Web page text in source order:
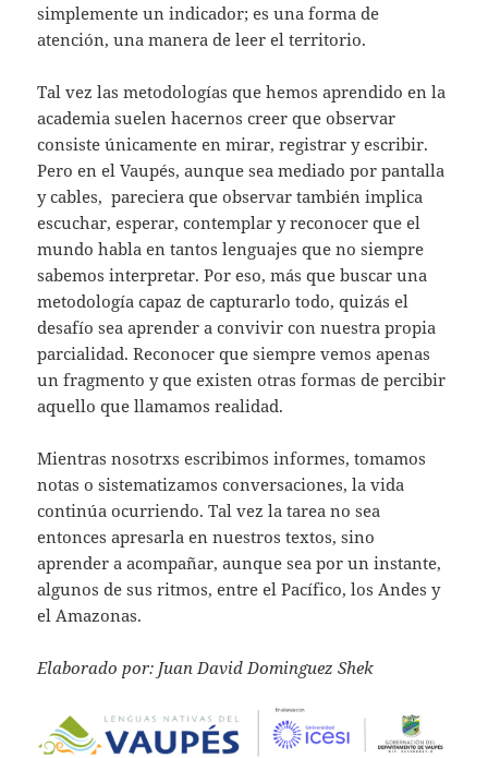
simplemente un indicador; es una forma de
atención, una manera de leer el territorio.
Tal vez las metodologías que hemos aprendido en la
academia suelen hacernos creer que observar
consiste únicamente en mirar, registrar y escribir.
Pero en el Vaupés, aunque sea mediado por pantalla
y cables, pareciera que observar también implica
escuchar, esperar, contemplar y reconocer que el
mundo habla en tantos lenguajes que no siempre
sabemos interpretar. Por eso, más que buscar una
metodología capaz de capturarlo todo, quizás el
desafío sea aprender a convivir con nuestra propia
parcialidad. Reconocer que siempre vemos apenas
un fragmento y que existen otras formas de percibir
aquello que llamamos realidad.
Mientras nosotrxs escribimos informes, tomamos
notas o sistematizamos conversaciones, la vida
continúa ocurriendo. Tal vez la tarea no sea
entonces apresarla en nuestros textos, sino
aprender a acompañar, aunque sea por un instante,
algunos de sus ritmos, entre el Pacífico, los Andes y
el Amazonas.
Elaborado por: Juan David Dominguez Shek